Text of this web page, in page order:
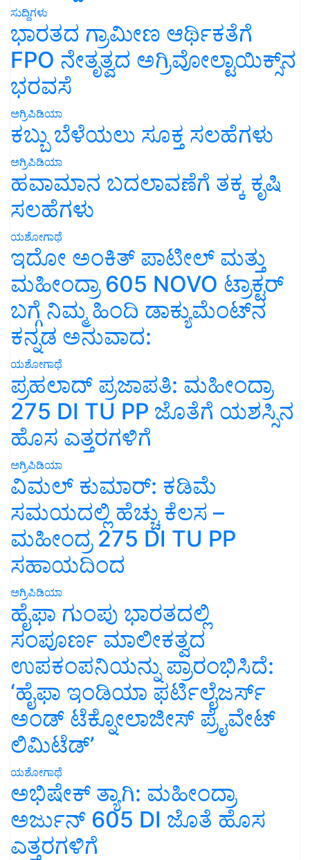
ಸುದ್ದಿಗಳು
ಭಾರತದ ಗ್ರಾಮೀಣ ಆರ್ಥಿಕತೆಗೆ
FPO ನೇತೃತ್ವದ ಅಗ್ರಿವೋಲ್ಟಾಯಿಕ್ಸ್‌ನ
ಭರವಸೆ
ಅಗ್ರಿಪಿಡಿಯಾ
ಕಬ್ಬು ಬೆಳೆಯಲು ಸೂಕ್ತ ಸಲಹೆಗಳು
ಅಗ್ರಿಪಿಡಿಯಾ
ಹವಾಮಾನ ಬದಲಾವಣೆಗೆ ತಕ್ಕ ಕೃಷಿ
ಸಲಹೆಗಳು
ಯಶೋಗಾಥೆ
ಇದೋ ಅಂಕಿತ್ ಪಾಟೀಲ್ ಮತ್ತು
ಮಹೀಂದ್ರಾ 605 NOVO ಟ್ರಾಕ್ಟರ್
ಬಗ್ಗೆ ನಿಮ್ಮ ಹಿಂದಿ ಡಾಕ್ಯುಮೆಂಟ್‌ನ
ಕನ್ನಡ ಅನುವಾದ:
ಯಶೋಗಾಥೆ
ಪ್ರಹಲಾದ್ ಪ್ರಜಾಪತಿ: ಮಹೀಂದ್ರಾ
275 DI TU PP ಜೊತೆಗೆ ಯಶಸ್ಸಿನ
ಹೊಸ ಎತ್ತರಗಳಿಗೆ
ಅಗ್ರಿಪಿಡಿಯಾ
ವಿಮಲ್ ಕುಮಾರ್: ಕಡಿಮೆ
ಸಮಯದಲ್ಲಿ ಹೆಚ್ಚು ಕೆಲಸ –
ಮಹೀಂದ್ರ 275 DI TU PP
ಸಹಾಯದಿಂದ
ಅಗ್ರಿಪಿಡಿಯಾ
ಹೈಫಾ ಗುಂಪು ಭಾರತದಲ್ಲಿ
ಸಂಪೂರ್ಣ ಮಾಲೀಕತ್ವದ
ಉಪಕಂಪನಿಯನ್ನು ಪ್ರಾರಂಭಿಸಿದೆ:
‘ಹೈಫಾ ಇಂಡಿಯಾ ಫರ್ಟಿಲೈಜರ್ಸ್
ಅಂಡ್ ಟೆಕ್ನೋಲಾಜೀಸ್ ಪ್ರೈವೇಟ್
ಲಿಮಿಟೆಡ್’
ಯಶೋಗಾಥೆ
ಅಭಿಷೇಕ್ ತ್ಯಾಗಿ: ಮಹೀಂದ್ರಾ
ಅರ್ಜುನ್ 605 DI ಜೊತೆ ಹೊಸ
ಎತ್ತರಗಳಿಗೆ